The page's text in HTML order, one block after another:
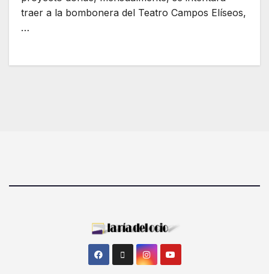
traer a la bombonera del Teatro Campos Elíseos,
…